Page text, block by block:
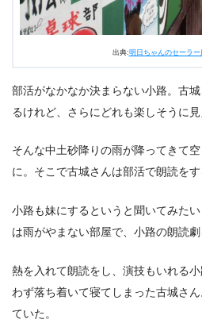
出典:明日ちゃんのセーラ
部活がなかなか決まらない小路。古
るけれど、さらにどれも楽しそうに見
そんな中土砂降りの雨が降ってきて
に。そこで古城さんは部活で朗読をす
小路も妹にするというと聞いてみた
は雨がやまない部屋で、小路の朗読劇
熱を入れて朗読をし、演技もいれる
わず落ち着いて寝てしまった古城さ
ていた。